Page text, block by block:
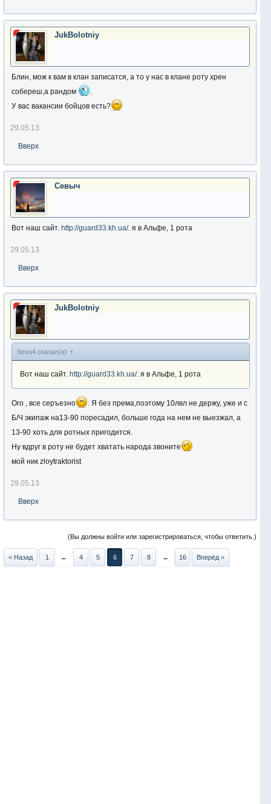
JukBolotniy
Блин, мож к вам в клан записатся, а то у нас в клане роту хрен
собереш,а рандом
У вас вакансии бойцов есть?
29.05.13
Вверх
Севыч
Вот наш сайт. http://guard33.kh.ua/. я в Альфе, 1 рота
29.05.13
Вверх
JukBolotniy
Sevu4 сказал(а): ↑
Вот наш сайт. http://guard33.kh.ua/. я в Альфе, 1 рота
Ого , все серъезно
. Я без према,поэтому 10лвл не держу, уже и с
Б/Ч экипаж на13-90 поресадил, больше года на нем не выезжал, а
13-90 хоть для ротных пригодится.
Ну вдруг в роту не будет хватать народа звоните
мой ник zloytraktorist
29.05.13
Вверх
(Вы должны войти или зарегистрироваться, чтобы ответить.)
< Назад 1 ← 4 5 6 7 8 → 16 Вперёд >